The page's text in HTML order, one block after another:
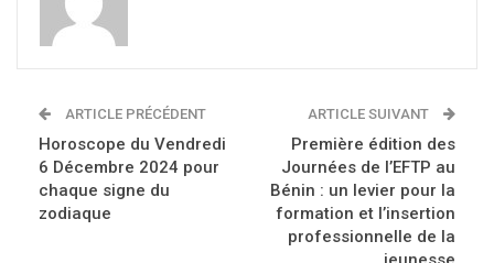
ARTICLE PRÉCÉDENT
Horoscope du Vendredi
6 Décembre 2024 pour
chaque signe du
zodiaque
ARTICLE SUIVANT
Première édition des
Journées de l’EFTP au
Bénin : un levier pour la
formation et l’insertion
professionnelle de la